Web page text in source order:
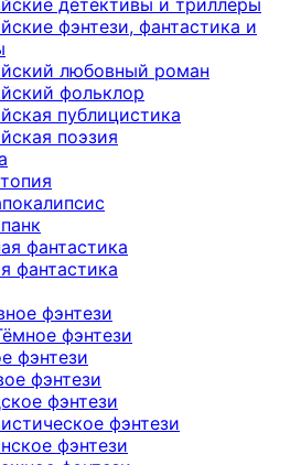
детективы и триллеры
фэнтези, фантастика и
любовный роман
фольклор
публицистика
поэзия
фантастика
фантастика
фэнтези
фэнтези
фэнтези
фэнтези
фэнтези
фэнтези
фэнтези